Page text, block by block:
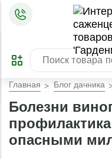
ПРЕДЗАКАЗ
ЛУЧШЕЕ
Главная Блог дачника
Болезни
опасными